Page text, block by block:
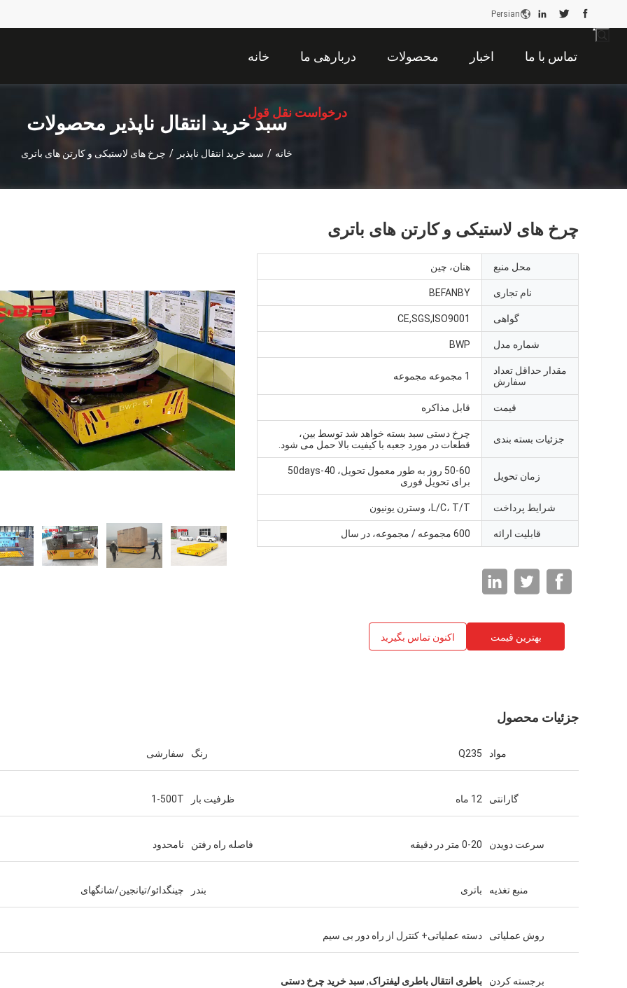
Persian
خانه دربارهی ما محصولات اخبار تماس با ما
درخواست نقل قولسبد خرید انتقال ناپذیر محصولات
خانه / سبد خرید انتقال ناپذیر / چرخ های لاستیکی و کارتن های باتری
چرخ های لاستیکی و کارتن های باتری
محل منبع هنان، چین
نام تجاری BEFANBY
گواهی CE,SGS,ISO9001
شماره مدل BWP
مقدار حداقل تعداد
سفارش
1 مجموعه مجموعه
قیمت قابل مذاکره
جزئیات بسته بندی
چرخ دستی سبد بسته خواهد شد توسط بین،
قطعات در مورد جعبه با کیفیت بالا حمل می شود.
زمان تحویل
50-60 روز به طور معمول تحویل، 40-50days
برای تحویل فوری
شرایط پرداخت L/C، T/T، وسترن یونیون
قابلیت ارائه 600 مجموعه / مجموعه، در سال
بهترین قیمت اکنون تماس بگیرید
جزئیات محصول
مواد Q235 رنگ سفارشی
گارانتی 12 ماه ظرفیت بار 1-500T
سرعت دویدن 0-20 متر در دقیقه فاصله راه رفتن نامحدود
منبع تغذیه باتری بندر چینگدائو/تیانجین/شانگهای
روش عملیاتی دسته عملیاتی+ کنترل از راه دور بی سیم
برجسته کردن باطری انتقال باطری لیفتراک,سبد خرید چرخ دستی